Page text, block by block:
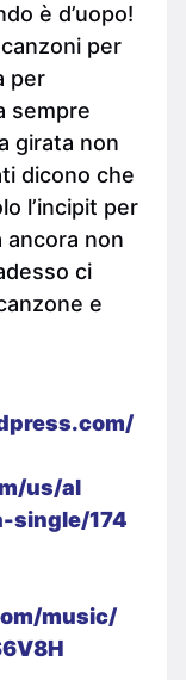
è d’uopo!
per
per
sempre
girata non
dicono che
l’incipit per
ancora non
ci
e
s.com/
us/al
single/174
music/